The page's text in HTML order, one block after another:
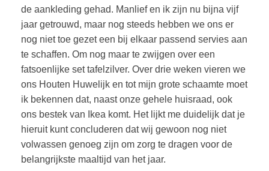
de aankleding gehad. Manlief en ik zijn nu bijna vijf
jaar getrouwd, maar nog steeds hebben we ons er
nog niet toe gezet een bij elkaar passend servies aan
te schaffen. Om nog maar te zwijgen over een
fatsoenlijke set tafelzilver. Over drie weken vieren we
ons Houten Huwelijk en tot mijn grote schaamte moet
ik bekennen dat, naast onze gehele huisraad, ook
ons bestek van Ikea komt. Het lijkt me duidelijk dat je
hieruit kunt concluderen dat wij gewoon nog niet
volwassen genoeg zijn om zorg te dragen voor de
belangrijkste maaltijd van het jaar.